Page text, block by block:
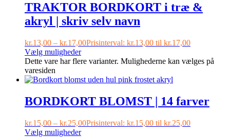
TRAKTOR BORDKORT i træ &
akryl | skriv selv navn
kr.13,00 – kr.17,00Prisinterval: kr.13,00 til kr.17,00
Vælg muligheder
Dette vare har flere varianter. Mulighederne kan vælges på
varesiden
BORDKORT BLOMST | 14 farver
kr.15,00 – kr.25,00Prisinterval: kr.15,00 til kr.25,00
Vælg muligheder